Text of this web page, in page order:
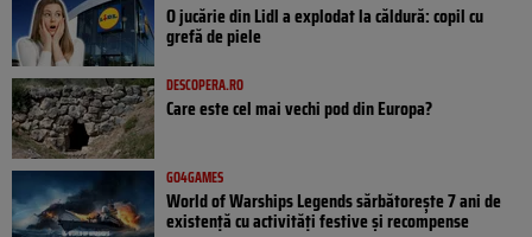
O jucărie din Lidl a explodat la căldură: copil cu
grefă de piele
DESCOPERA.RO
Care este cel mai vechi pod din Europa?
GO4GAMES
World of Warships Legends sărbătorește 7 ani de
existență cu activități festive și recompense